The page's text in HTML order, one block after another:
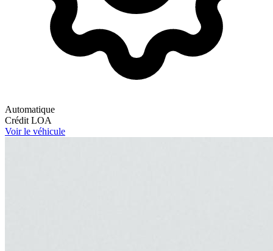
Automatique
Crédit LOA
Voir le véhicule